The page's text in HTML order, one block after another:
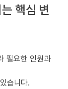
핵심 변
필요한 인원과
습니다.